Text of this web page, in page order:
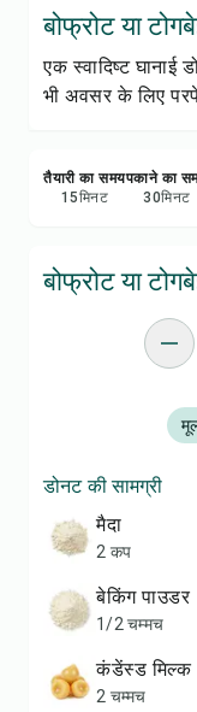
बोफ्रोट या
एक स्वादिष्ट घानाई
भी अवसर के लिए
तैयारी का समय
15मिनट
पकाने का
30मिनट
बोफ्रोट या
डोनट की सामग्री
मैदा
2 कप
बेकिंग पाउडर
1/2 चम्मच
कंडेंस्ड मिल्क
2 चम्मच